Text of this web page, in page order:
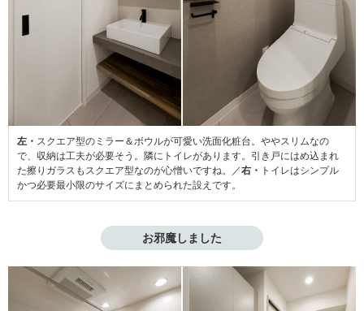
左・ スクエア型のミラー＆ボウルが可愛い洗面化粧台。ややスリムなの
で、収納は工夫が必要そう。隣にトイレがあります。引き戸にはめ込まれ
た擦りガラスもスクエア型なのが心憎いですね。／右・ トイレはシンプル
かつ必要最小限のサイズにまとめられた設えです。
お邪魔しました